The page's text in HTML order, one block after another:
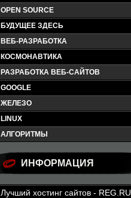
OPEN SOURCE
БУДУЩЕЕ ЗДЕСЬ
ВЕБ-РАЗРАБОТКА
КОСМОНАВТИКА
РАЗРАБОТКА ВЕБ-САЙТОВ
GOOGLE
ЖЕЛЕЗО
LINUX
АЛГОРИТМЫ
ИНФОРМАЦИЯ
Лучший хостинг сайтов - REG.RU